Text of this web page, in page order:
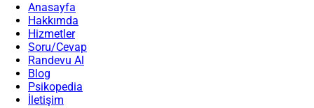
Anasayfa
Hakkımda
Hizmetler
Soru/Cevap
Randevu Al
Blog
Psikopedia
İletişim